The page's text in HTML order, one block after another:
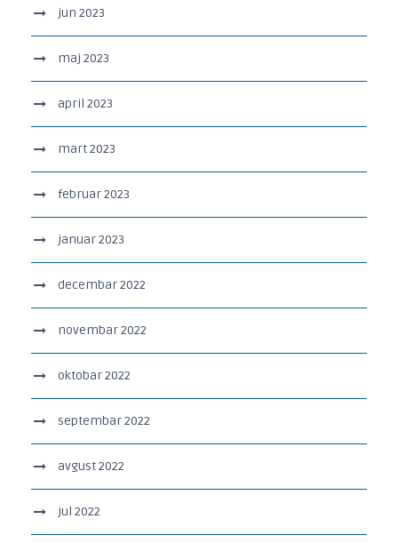
jun 2023
maj 2023
april 2023
mart 2023
februar 2023
januar 2023
decembar 2022
novembar 2022
oktobar 2022
septembar 2022
avgust 2022
jul 2022